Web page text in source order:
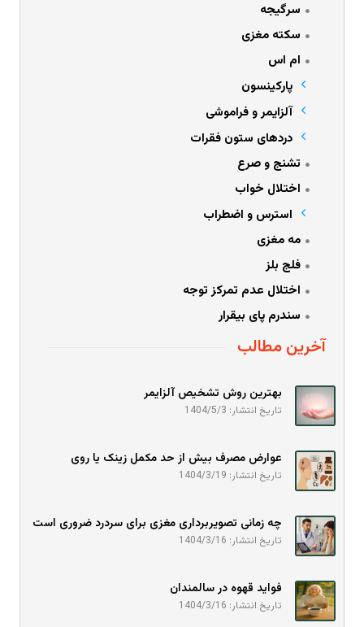
سرگیجه
سکته مغزی
ام اس
پارکینسون
آلزایمر و فراموشی
دردهای ستون فقرات
تشنج و صرع
اختلال خواب
استرس و اضطراب
مه مغزی
فلج بلز
اختلال عدم تمرکز توجه
سندرم پای بیقرار
آخرین مطالب
بهترین روش تشخیص آلزایمر
تاریخ انتشار: 1404/5/3
عوارض مصرف بیش از حد مکمل زینک یا روی
تاریخ انتشار: 1404/3/19
چه زمانی تصویربرداری مغزی برای سردرد ضروری است
تاریخ انتشار: 1404/3/16
فواید قهوه در سالمندان
تاریخ انتشار: 1404/3/16